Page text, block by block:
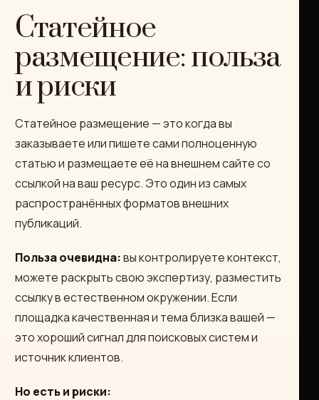
Статейное
размещение: польза
и риски
Статейное размещение — это когда вы
заказываете или пишете сами полноценную
статью и размещаете её на внешнем сайте со
ссылкой на ваш ресурс. Это один из самых
распространённых форматов внешних
публикаций.
Польза очевидна:вы контролируете контекст,
можете раскрыть свою экспертизу, разместить
ссылку в естественном окружении. Если
площадка качественная и тема близка вашей —
это хороший сигнал для поисковых систем и
источник клиентов.
Но есть и риски: